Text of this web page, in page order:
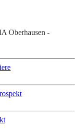
Oberhausen -